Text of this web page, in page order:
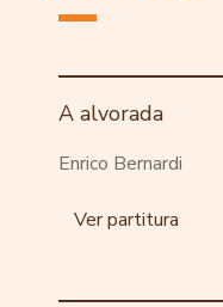
A alvorada
Enrico Bernardi
Ver partitura